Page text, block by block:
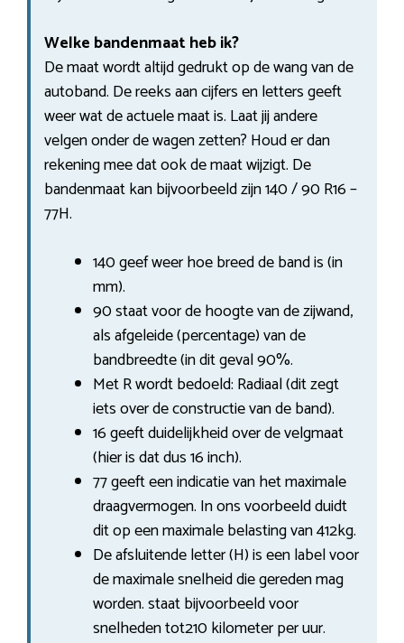
Welke bandenmaat heb ik?
De maat wordt altijd gedrukt op de wang van de
autoband. De reeks aan cijfers en letters geeft
weer wat de actuele maat is. Laat jij andere
velgen onder de wagen zetten? Houd er dan
rekening mee dat ook de maat wijzigt. De
bandenmaat kan bijvoorbeeld zijn 140 / 90 R16 –
77H.
140 geef weer hoe breed de band is (in
mm).
90 staat voor de hoogte van de zijwand,
als afgeleide (percentage) van de
bandbreedte (in dit geval 90%.
Met R wordt bedoeld: Radiaal (dit zegt
iets over de constructie van de band).
16 geeft duidelijkheid over de velgmaat
(hier is dat dus 16 inch).
77 geeft een indicatie van het maximale
draagvermogen. In ons voorbeeld duidt
dit op een maximale belasting van 412kg.
De afsluitende letter (H) is een label voor
de maximale snelheid die gereden mag
worden. staat bijvoorbeeld voor
snelheden tot210 kilometer per uur.